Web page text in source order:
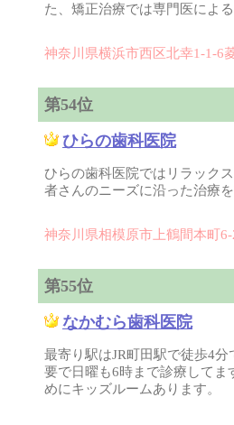
た、矯正治療では専門医によ
神奈川県横浜市西区北幸1-1-6
第54位
ひらの歯科医院
ひらの歯科医院ではリラック
者さんのニーズに沿った治療
神奈川県相模原市上鶴間本町6-
第55位
なかむら歯科医院
最寄り駅はJR町田駅で徒歩4
要で日曜も6時まで診療してま
めにキッズルームあります。